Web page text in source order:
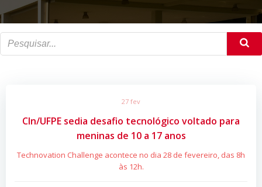
27 fev
CIn/UFPE sedia desafio tecnológico voltado para
meninas de 10 a 17 anos
Technovation Challenge acontece no dia 28 de fevereiro, das 8h
às 12h.